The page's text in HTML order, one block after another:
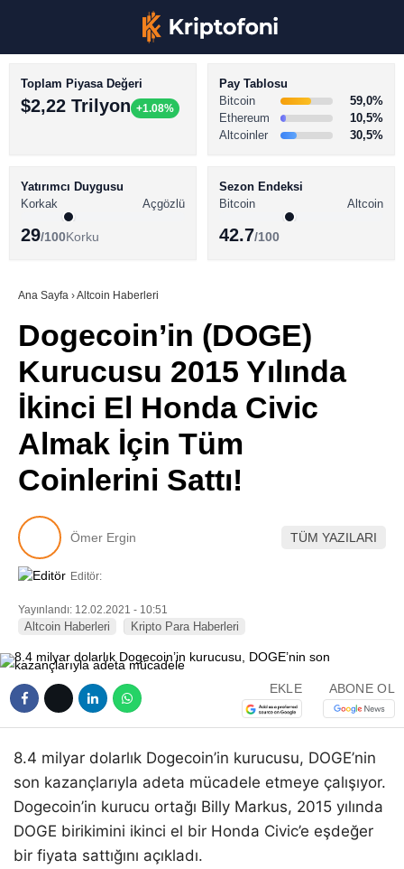
Youtube
TikTok
Telegram
BİTCOİN HABERLERİ
ALTCOİN HABERLERİ
SÖZLÜK
Toplam Piyasa Değeri
$2,22 Trilyon +1.08%
Pay Tablosu
Bitcoin
59,0%
Ethereum
10,5%
Altcoinler
30,5%
Yatırımcı Duygusu
Korkak
Açgözlü
29/100Korku
Sezon Endeksi
Bitcoin
Altcoin
42.7/100
Ana Sayfa ›Altcoin Haberleri
Dogecoin’in (DOGE)
Kurucusu 2015 Yılında
İkinci El Honda Civic
Almak İçin Tüm
Coinlerini Sattı!
Ömer Ergin TÜM YAZILARI
Editör:
Yayınlandı: 12.02.2021 - 10:51
Altcoin Haberleri Kripto Para Haberleri
EKLE ABONE OL
8.4 milyar dolarlık Dogecoin’in kurucusu, DOGE’nin
son kazançlarıyla adeta mücadele etmeye çalışıyor.
Dogecoin’in kurucu ortağı Billy Markus, 2015 yılında
DOGE birikimini ikinci el bir Honda Civic’e eşdeğer
bir fiyata sattığını açıkladı.